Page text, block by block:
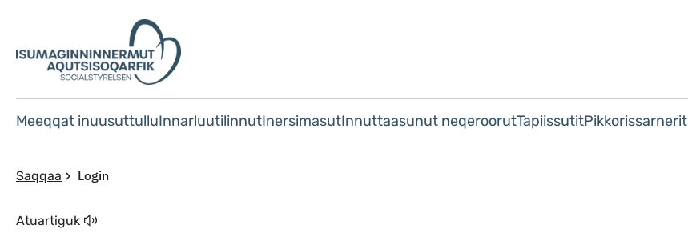
Meeqqat inuusuttulluInnarluutilinnutInersimasutInnuttaasunut neqeroorutTapiissutitPikkorissarnerit
Saqqaa Login
Atuartiguk